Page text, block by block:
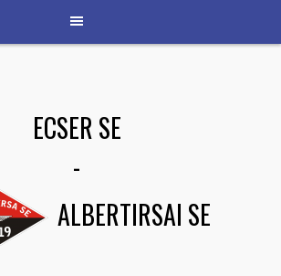
ECSER SE
-
ALBERTIRSAI SE